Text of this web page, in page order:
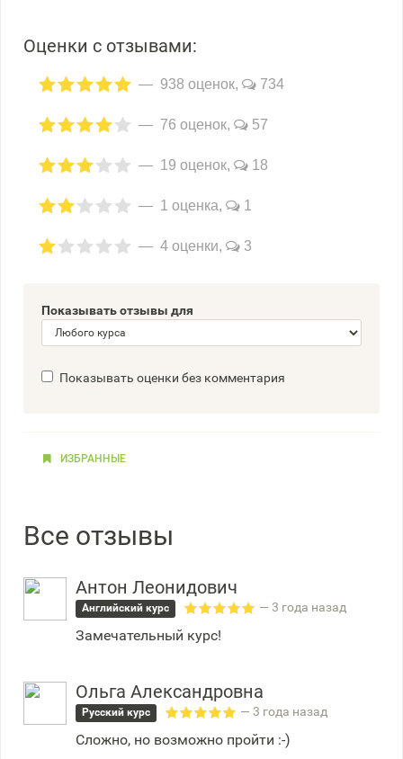
Оценки с отзывами:
938 оценок, 734
76 оценок, 57
19 оценок, 18
1 оценка, 1
4 оценки, 3
Показывать отзывы для
Показывать оценки без комментария
ИЗБРАННЫЕ
Все отзывы
Антон Леонидович
Английский курс — 3 года назад
Замечательный курс!
Ольга Александровна
Русский курс — 3 года назад
Сложно, но возможно пройти :-)